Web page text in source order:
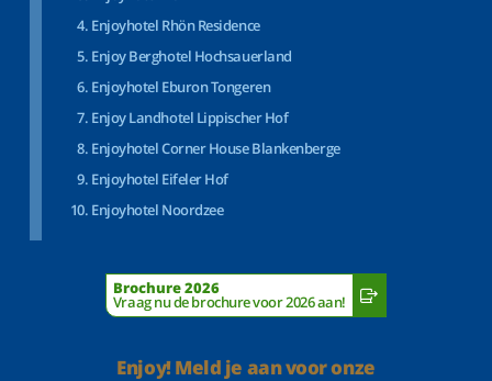
Enjoyhotel Rhön Residence
Enjoy Berghotel Hochsauerland
Enjoyhotel Eburon Tongeren
Enjoy Landhotel Lippischer Hof
Enjoyhotel Corner House Blankenberge
Enjoyhotel Eifeler Hof
Enjoyhotel Noordzee
Brochure 2026
Vraag nu de brochure voor 2026 aan!
Enjoy! Meld je aan voor onze